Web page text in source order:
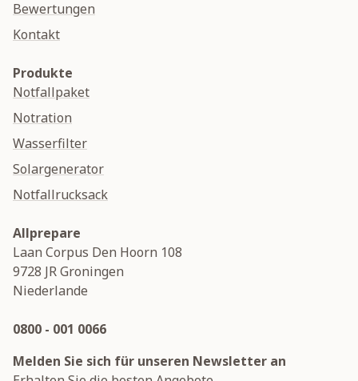
Bewertungen
Kontakt
Produkte
Notfallpaket
Notration
Wasserfilter
Solargenerator
Notfallrucksack
Allprepare
Laan Corpus Den Hoorn 108
9728 JRGroningen
Niederlande
0800 - 001 0066
Melden Sie sich für unseren Newsletter an